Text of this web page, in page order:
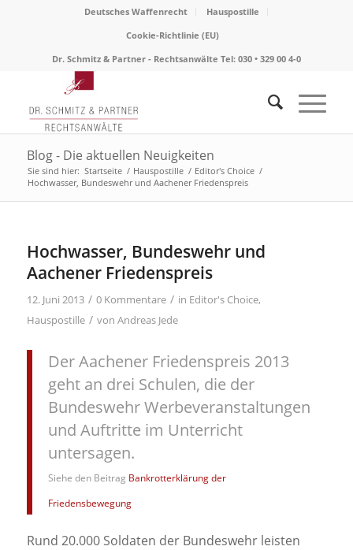
Deutsches Waffenrecht
Hauspostille
Cookie-Richtlinie (EU)
Dr. Schmitz & Partner - Rechtsanwälte Tel: 030 • 329 00 4-0
Blog - Die aktuellen Neuigkeiten
Sie sind hier: Startseite / Hauspostille / Editor's Choice /
Hochwasser, Bundeswehr und Aachener Friedenspreis
Hochwasser, Bundeswehr und
Aachener Friedenspreis
12. Juni 2013 / 0 Kommentare / in Editor's Choice,
Hauspostille / von Andreas Jede
Der Aachener Friedenspreis 2013
geht an drei Schulen, die der
Bundeswehr Werbeveranstaltungen
und Auftritte im Unterricht
untersagen.
Siehe den Beitrag Bankrotterklärung der
Friedensbewegung
Rund 20.000 Soldaten der Bundeswehr leisten